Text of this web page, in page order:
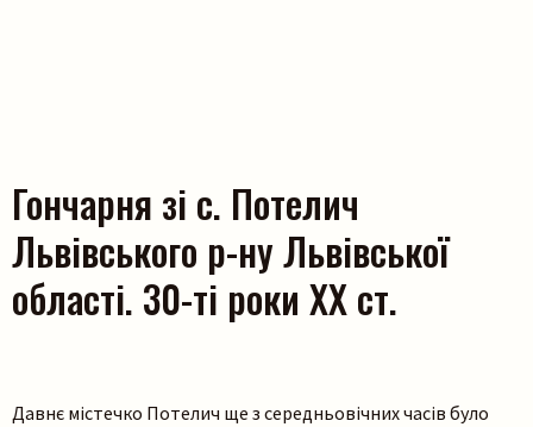
Гончарня зі с. Потелич
Львівського р-ну Львівської
області. 30-ті роки ХХ ст.
Давнє містечко Потелич ще з середньовічних часів було